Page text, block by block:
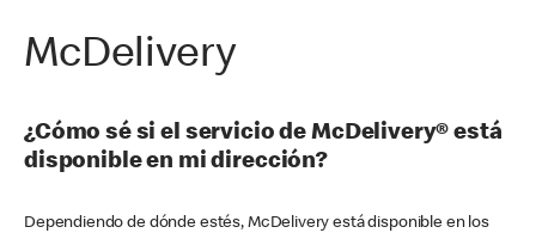
McDelivery
¿Cómo sé si el servicio de McDelivery® está
disponible en mi dirección?
Dependiendo de dónde estés, McDelivery está disponible en los